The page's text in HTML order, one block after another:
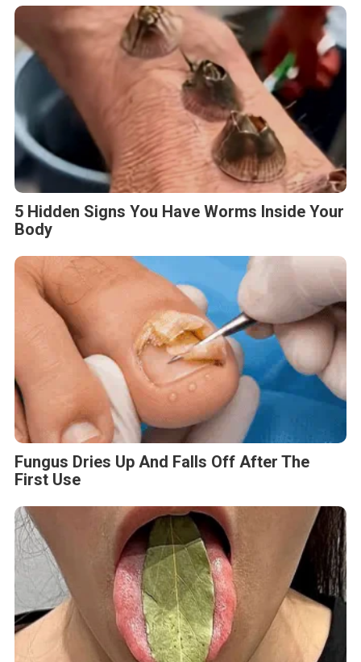
5 Hidden Signs You Have Worms Inside Your
Body
Fungus Dries Up And Falls Off After The
First Use